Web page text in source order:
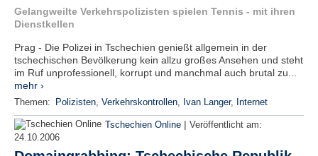
Gelangweilte Verkehrspolizisten spielen Tennis - mit ihren
Dienstkellen
Prag - Die Polizei in Tschechien genießt allgemein in der
tschechischen Bevölkerung kein allzu großes Ansehen und steht
im Ruf unprofessionell, korrupt und manchmal auch brutal zu...
mehr ›
Themen: Polizisten, Verkehrskontrollen, Ivan Langer, Internet
Tschechien Online | Veröffentlicht am:
24.10.2006